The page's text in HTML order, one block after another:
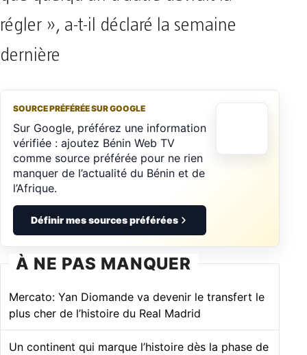
régler », a-t-il déclaré la semaine
dernière
SOURCE PRÉFÉRÉE SUR GOOGLE
Sur Google, préférez une information
vérifiée : ajoutez Bénin Web TV
comme source préférée pour ne rien
manquer de l’actualité du Bénin et de
l’Afrique.
Définir mes sources préférées
À NE PAS MANQUER
Mercato: Yan Diomande va devenir le transfert le
plus cher de l’histoire du Real Madrid
Un continent qui marque l’histoire dès la phase de